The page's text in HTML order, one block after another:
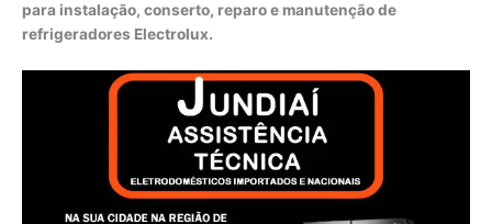
para instalação, conserto, reparo e manutenção de
refrigeradores Electrolux.